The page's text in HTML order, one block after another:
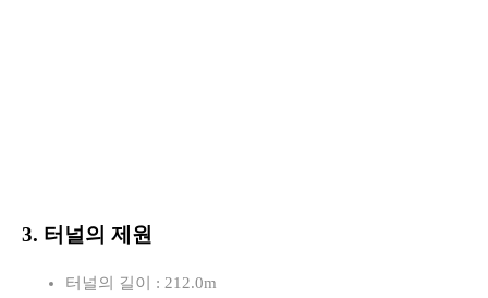
3. 터널의 제원
터널의 길이 : 212.0m